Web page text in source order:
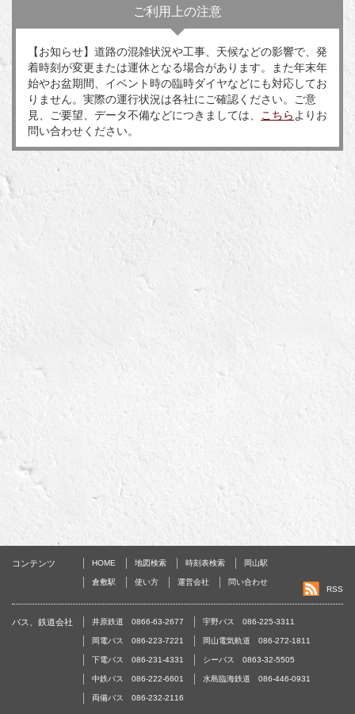
ご利用上の注意
【お知らせ】道路の混雑状況や工事、天候などの影響で、発
着時刻が変更または運休となる場合があります。また年末年
始やお盆期間、イベント時の臨時ダイヤなどにも対応してお
りません。実際の運行状況は各社にご確認ください。ご意
見、ご要望、データ不備などにつきましては、 こちらよりお
問い合わせください。
コンテンツ HOME 地図検索 時刻表検索 岡山駅
倉敷駅 使い方 運営会社
問い合わせ
RSS
バス、鉄道会社 井原鉄道 0866-63-2677 宇野バス 086-225-3311
岡電バス 086-223-7221 岡山電気軌道 086-272-1811
下電バス 086-231-4331 シーバス 0863-32-5505
中鉄バス 086-222-6601 水島臨海鉄道 086-446-0931
両備バス 086-232-2116